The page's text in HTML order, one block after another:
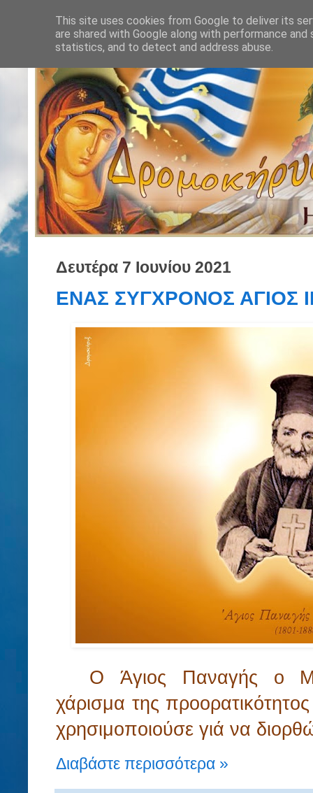
Δευτέρα 7 Ιουνίου 2021
ΕΝΑΣ ΣΥΓΧΡΟΝΟΣ ΑΓΙΟΣ
O Άγιος Παναγής ο
χάρισμα της
χρησιμοποιούσε γιά να
Διαβάστε περισσότερα »
This site uses cookies from Google to deliver its
are shared with Google along with performance
statistics, and to detect and address abuse.